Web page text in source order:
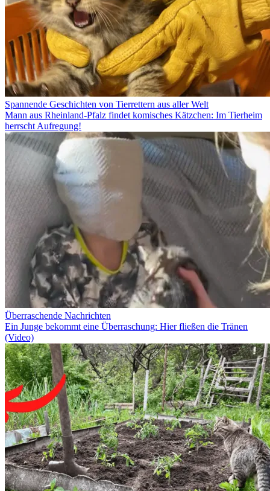
Spannende Geschichten von Tierrettern aus aller Welt
Mann aus Rheinland-Pfalz findet komisches Kätzchen: Im Tierheim
herrscht Aufregung!
Überraschende Nachrichten
Ein Junge bekommt eine Überraschung: Hier fließen die Tränen
(Video)